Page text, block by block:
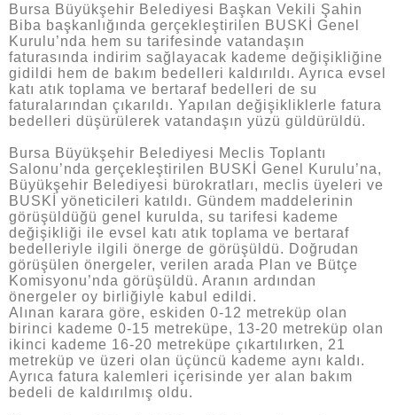
Bursa Büyükşehir Belediyesi Başkan Vekili Şahin
Biba başkanlığında gerçekleştirilen BUSKİ Genel
Kurulu’nda hem su tarifesinde vatandaşın
faturasında indirim sağlayacak kademe değişikliğine
gidildi hem de bakım bedelleri kaldırıldı. Ayrıca evsel
katı atık toplama ve bertaraf bedelleri de su
faturalarından çıkarıldı. Yapılan değişikliklerle fatura
bedelleri düşürülerek vatandaşın yüzü güldürüldü.
Bursa Büyükşehir Belediyesi Meclis Toplantı
Salonu’nda gerçekleştirilen BUSKİ Genel Kurulu’na,
Büyükşehir Belediyesi bürokratları, meclis üyeleri ve
BUSKİ yöneticileri katıldı. Gündem maddelerinin
görüşüldüğü genel kurulda, su tarifesi kademe
değişikliği ile evsel katı atık toplama ve bertaraf
bedelleriyle ilgili önerge de görüşüldü. Doğrudan
görüşülen önergeler, verilen arada Plan ve Bütçe
Komisyonu’nda görüşüldü. Aranın ardından
önergeler oy birliğiyle kabul edildi.
Alınan karara göre, eskiden 0-12 metreküp olan
birinci kademe 0-15 metreküpe, 13-20 metreküp olan
ikinci kademe 16-20 metreküpe çıkartılırken, 21
metreküp ve üzeri olan üçüncü kademe aynı kaldı.
Ayrıca fatura kalemleri içerisinde yer alan bakım
bedeli de kaldırılmış oldu.